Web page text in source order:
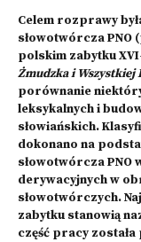
Celem rozprawy
słowotwórcza
polskim zabytku
Żmudzka i Wszystkiej
porównanie
leksykalnych i
słowiańskich.
dokonano na
słowotwórcza PNO
derywacyjnych w
słowotwórczych.
zabytku stanowią
część pracy